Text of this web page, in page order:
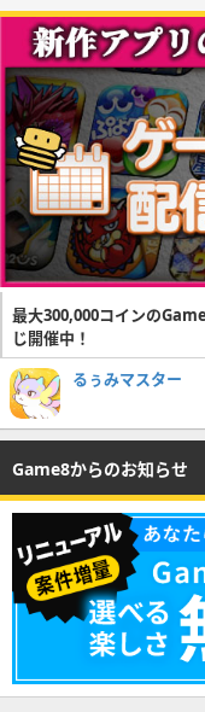
最大300,000コインの
じ開催中！
るぅみマスター
Game8からのお知らせ